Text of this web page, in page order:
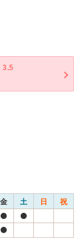
3.5
金 土 日 祝